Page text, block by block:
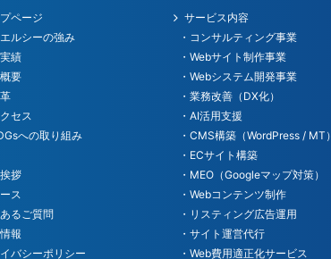
ページ
ルシーの強み
績
要
セス
への取り組み
拶
ス
るご質問
報
バシーポリシー
サービス内容
・コンサルティング事業
・Webサイト制作事業
・Webシステム開発事業
・業務改善（DX化）
・AI活用支援
・CMS構築（WordPress / MT）
・ECサイト構築
・MEO（Googleマップ対策）
・Webコンテンツ制作
・リスティング広告運用
・サイト運営代行
・Web費用適正化サービス